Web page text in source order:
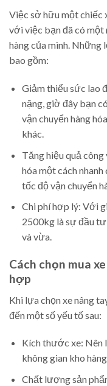
Việc sở hữu một chiếc
với việc bạn đã có một
hàng của mình. Những
bao gồm:
Giảm thiểu sức lao
nặng, giờ đây bạn
vận chuyển hàng
khác.
Tăng hiệu quả
hóa một cách
tốc độ vận chuyển
Chi phí hợp lý: Với
2500kg là sự đầu tư
và vừa.
Cách chọn mua
hợp
Khi lựa chọn xe nâng
đến một số yếu tố sau:
Kích thước xe: Nên
không gian kho
Chất lượng sản